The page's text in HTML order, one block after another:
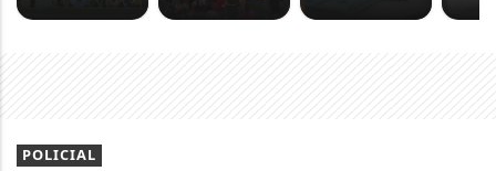
POLICIAL